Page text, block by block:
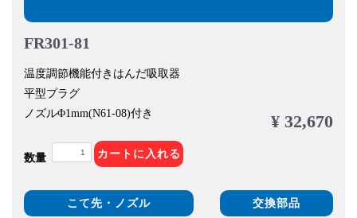
FR301-81
温度調節機能付きはんだ吸取器
平型プラグ
ノズルΦ1mm(N61-08)付き
¥ 32,670
数量 カートに入れる
こて先・ノズル 交換部品